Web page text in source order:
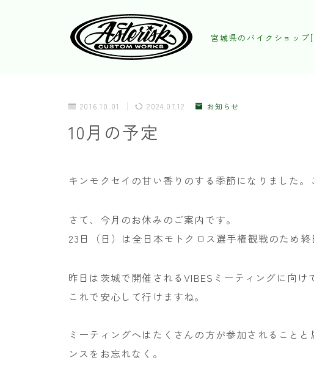
宮城県のバイクショップ
2016.10.01 2024.07.12 お知らせ
10月の予定
キンモクセイの甘い香りのする季節になりました
さて、今月のお休みのご案内です。
23日（日）は全日本モトクロス選手権観戦のため終
昨日は茨城で開催されるVIBESミーティングに向け
これで安心して行けますね。
ミーティングへはたくさんの方が参加されること
ンスをお忘れなく。